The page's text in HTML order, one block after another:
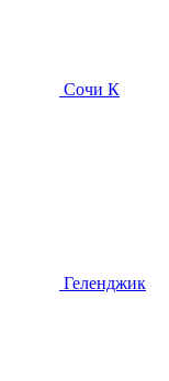
Сочи К
Геленджик